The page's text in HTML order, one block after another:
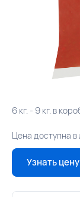
6 кг. - 9 кг. в
Цена доступна
Узнать цену